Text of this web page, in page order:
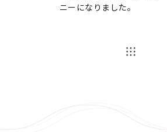
微差圧関連
液化水素レベルセンサ
ニーになりました。